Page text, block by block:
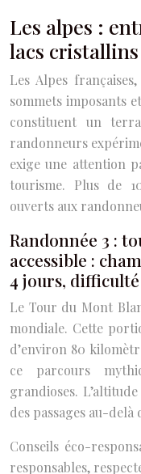
Les alpes :
lacs cristallins
Les Alpes
sommets imposants
constituent un
randonneurs
exige une attention
tourisme. Plus de
ouverts aux
Randonnée 3 :
accessible :
4 jours,
Le Tour du Mont
mondiale. Cette
d’environ 80
ce parcours
grandioses.
des passages au-delà
Conseils éco-
responsables,